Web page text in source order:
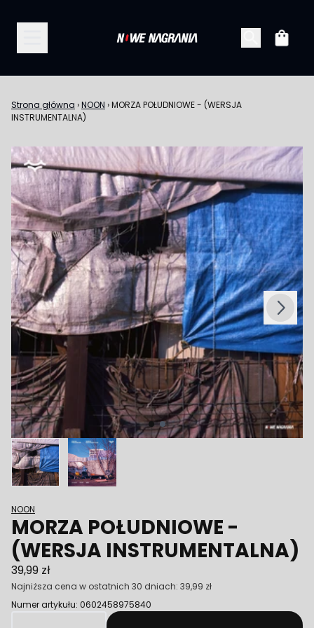
Strona główna ›NOON ›MORZA POŁUDNIOWE - (WERSJA
INSTRUMENTALNA)
Poprzedni
Następny
NOON
MORZA POŁUDNIOWE -
(WERSJA INSTRUMENTALNA)
39,99 zł
Najniższa cena w ostatnich 30 dniach: 39,99 zł
Numer artykułu: 0602458975840